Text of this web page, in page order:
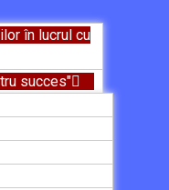
în lucrul cu
succes"